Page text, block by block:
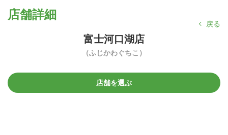
店舗詳細
戻る
富士河口湖店
（ふじかわぐちこ）
店舗を選ぶ